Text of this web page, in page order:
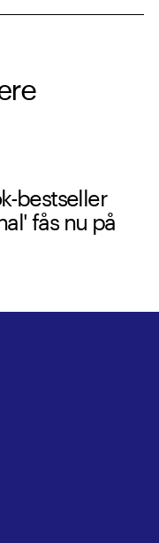
bestseller
fås nu på